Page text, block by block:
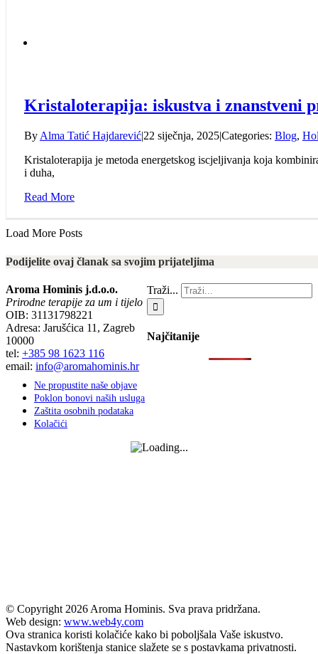
Kristaloterapija: iskustva i znanstveni
By Alma Tatić Hajdarević|22 siječnja, 2025|Categories: Blog,
Kristaloterapija je metoda energetskog iscjeljivanja koja
i duha,
Read More
Load More Posts
Podijelite ovaj članak sa svojim prijateljima
Traži...
Najčitanije
Aroma Hominis j.d.o.o.
Prirodne terapije za um i tijelo
OIB: 31131798221
Adresa: Jarušćica 11, Zagreb
10000
tel: +385 98 1623 116
email: info@aromahominis.hr
Ne propustite naše objave
Poklon bonovi naših usluga
Zaštita osobnih podataka
Kolačići
© Copyright 2026 Aroma Hominis. Sva prava pridržana.
Web design: www.web4y.com
Ova stranica koristi kolačiće kako bi poboljšala Vaše iskustvo.
Nastavkom korištenja stanice slažete se s postavkama privatnosti.